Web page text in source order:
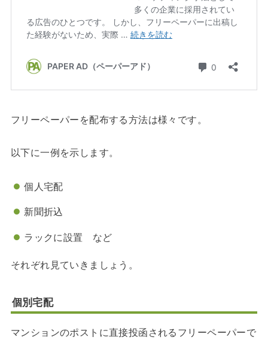
フリーペーパーを配布する方法は様々です。
以下に一例を示します。
個人宅配
新聞折込
ラックに設置 など
それぞれ見ていきましょう。
個別宅配
マンションのポストに直接投函されるフリーペーパーで